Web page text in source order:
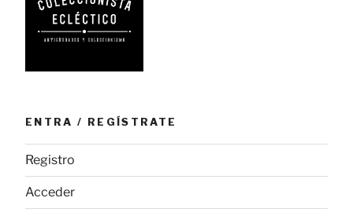
ENTRA / REGÍSTRATE
Registro
Acceder